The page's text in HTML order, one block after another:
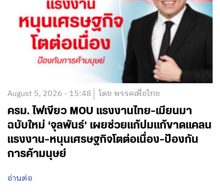
August 5, 2026 - 15:48 โดย พรรคเพื่อไทย
ครม. ไฟเขียว MOU แรงงานไทย-เมียนมา
ฉบับใหม่ ‘จุลพันธ์’ เผยช่วยแก้ปมแก้ขาดแคลน
แรงงาน-หนุนเศรษฐกิจโตต่อเนื่อง-ป้องกัน
การค้ามนุษย์
อ่านต่อ